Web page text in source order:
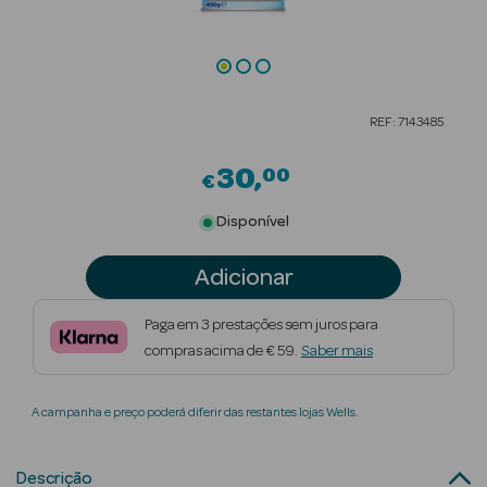
Beauty Season
Nutricosmética
Perfumes
Beauty Season
REF: 7143485
€30 00
Disponível
Adicionar
Paga em 3 prestações sem juros para
compras acima de € 59. Saber mais
A campanha e preço poderá diferir das restantes lojas Wells.
Descrição